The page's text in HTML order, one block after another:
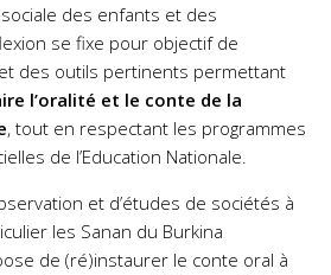
des enfants et des
se fixe pour objectif de
des outils pertinents permettant
l’oralité et le conte de la
, tout en respectant les programmes
de l’Education Nationale.
et d’études de sociétés à
les Sanan du Burkina
de (ré)instaurer le conte oral à